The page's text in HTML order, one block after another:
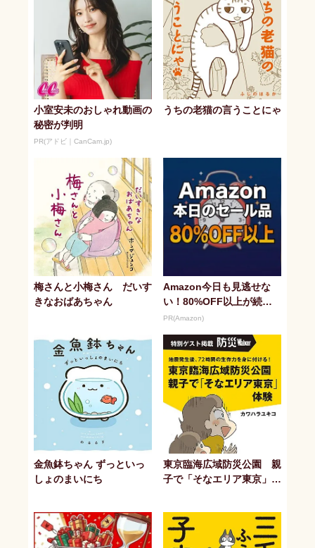
小室安未のおしゃれ動画の
秘密が判明
PR(アドビ｜CanCam.jp)
うちの老猫の言うことにゃ
梅さんと小梅さん だいす
きなおばあちゃん
Amazon今日も見逃せな
い！80%OFF以上が続々
登場
PR(Amazon)
金魚鉢ちゃん ずっといっ
しょのまいにち
東京臨海広域防災公園 親
子で「そなエリア東京」体